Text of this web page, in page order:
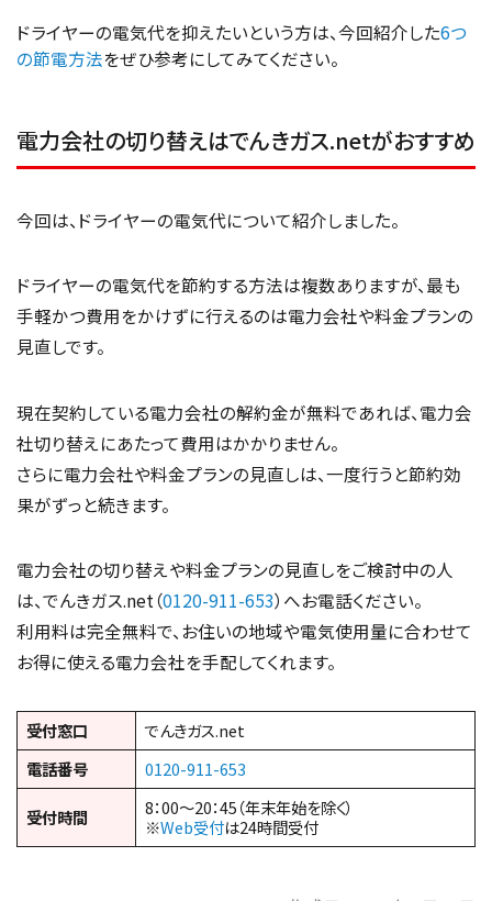
ドライヤーの電気代を抑えたいという方は、今回紹介した6つ
の節電方法をぜひ参考にしてみてください。
電力会社の切り替えはでんきガス.netがおすすめ
今回は、ドライヤーの電気代について紹介しました。
ドライヤーの電気代を節約する方法は複数ありますが、最も
手軽かつ費用をかけずに行えるのは電力会社や料金プランの
見直しです。
現在契約している電力会社の解約金が無料であれば、電力会
社切り替えにあたって費用はかかりません。
さらに電力会社や料金プランの見直しは、一度行うと節約効
果がずっと続きます。
電力会社の切り替えや料金プランの見直しをご検討中の人
は、でんきガス.net（0120-911-653）へお電話ください。
利用料は完全無料で、お住いの地域や電気使用量に合わせて
お得に使える電力会社を手配してくれます。
受付窓口
でんきガス.net
電話番号
0120-911-653
受付時間
8：00～20：45（年末年始を除く）
※Web受付は24時間受付